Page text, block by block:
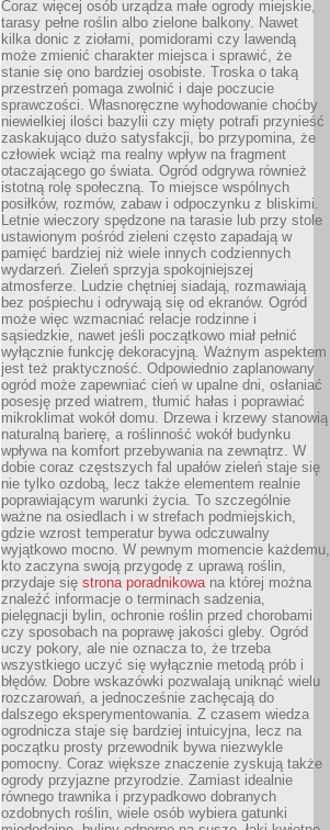
Coraz więcej osób urządza małe ogrody miejskie,
tarasy pełne roślin albo zielone balkony. Nawet
kilka donic z ziołami, pomidorami czy lawendą
może zmienić charakter miejsca i sprawić, że
stanie się ono bardziej osobiste. Troska o taką
przestrzeń pomaga zwolnić i daje poczucie
sprawczości. Własnoręczne wyhodowanie choćby
niewielkiej ilości bazylii czy mięty potrafi przynieść
zaskakująco dużo satysfakcji, bo przypomina, że
człowiek wciąż ma realny wpływ na fragment
otaczającego go świata. Ogród odgrywa również
istotną rolę społeczną. To miejsce wspólnych
posiłków, rozmów, zabaw i odpoczynku z bliskimi.
Letnie wieczory spędzone na tarasie lub przy stole
ustawionym pośród zieleni często zapadają w
pamięć bardziej niż wiele innych codziennych
wydarzeń. Zieleń sprzyja spokojniejszej
atmosferze. Ludzie chętniej siadają, rozmawiają
bez pośpiechu i odrywają się od ekranów. Ogród
może więc wzmacniać relacje rodzinne i
sąsiedzkie, nawet jeśli początkowo miał pełnić
wyłącznie funkcję dekoracyjną. Ważnym aspektem
jest też praktyczność. Odpowiednio zaplanowany
ogród może zapewniać cień w upalne dni, osłaniać
posesję przed wiatrem, tłumić hałas i poprawiać
mikroklimat wokół domu. Drzewa i krzewy stanowią
naturalną barierę, a roślinność wokół budynku
wpływa na komfort przebywania na zewnątrz. W
dobie coraz częstszych fal upałów zieleń staje się
nie tylko ozdobą, lecz także elementem realnie
poprawiającym warunki życia. To szczególnie
ważne na osiedlach i w strefach podmiejskich,
gdzie wzrost temperatur bywa odczuwalny
wyjątkowo mocno. W pewnym momencie każdemu,
kto zaczyna swoją przygodę z uprawą roślin,
przydaje się strona poradnikowana której można
znaleźć informacje o terminach sadzenia,
pielęgnacji bylin, ochronie roślin przed chorobami
czy sposobach na poprawę jakości gleby. Ogród
uczy pokory, ale nie oznacza to, że trzeba
wszystkiego uczyć się wyłącznie metodą prób i
błędów. Dobre wskazówki pozwalają uniknąć wielu
rozczarowań, a jednocześnie zachęcają do
dalszego eksperymentowania. Z czasem wiedza
ogrodnicza staje się bardziej intuicyjna, lecz na
początku prosty przewodnik bywa niezwykle
pomocny. Coraz większe znaczenie zyskują także
ogrody przyjazne przyrodzie. Zamiast idealnie
równego trawnika i przypadkowo dobranych
ozdobnych roślin, wiele osób wybiera gatunki